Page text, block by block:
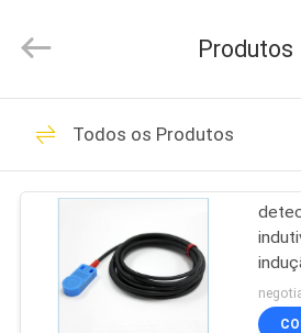
CASA
PRODUTOS
SOBRE
NÓS
fornecedor.
Copyright
-
industrial-
automationsensors.com.
Rights
Sensores da
industrial
Produtos
Todos os Produtos
do
12-